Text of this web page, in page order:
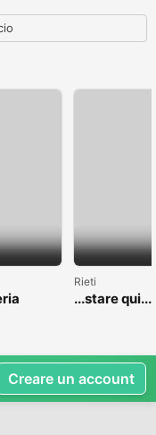
Rieti
...stare qui....
Creare un account